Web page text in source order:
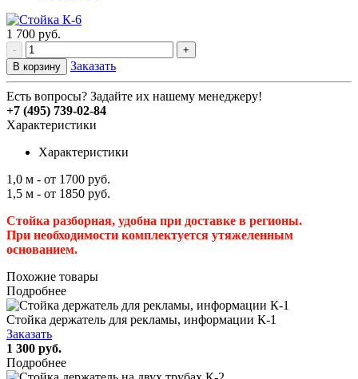
1 700 руб.
-
+
В корзину
Заказать
Есть вопросы? Задайте их нашему менеджеру!
+7 (495) 739-02-84
Характеристики
Характеристики
1,0 м - от 1700 руб.
1,5 м - от 1850 руб.
Стойка разборная, удобна при доставке в регионы.
При необходимости комплектуется утяжеленным
основанием.
Похожие товары
Подробнее
Стойка держатель для рекламы, информации К-1
Заказать
1 300 руб.
Подробнее